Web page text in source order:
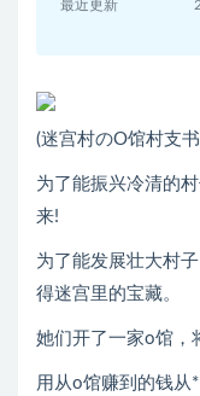
最近更新
(迷宫村のO馆村支
为了能振兴冷清的
来!
为了能发展壮大村
得迷宫里的宝藏。
她们开了一家o馆，
用从o馆赚到的钱从